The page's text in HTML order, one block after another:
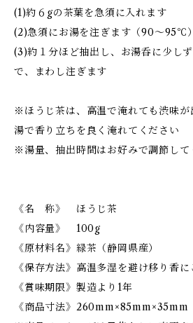
(1)約６gの茶葉を急須に入れます
(2)急須にお湯を注ぎます（90～95℃）
(3)約１分ほど抽出し、お湯呑に少し
で、まわし注ぎます
※ほうじ茶は、高温で淹れても渋味が
湯で香り立ちを良く淹れてください
※湯量、抽出時間はお好みで調節して
《名 称》 ほうじ茶
《内容量》 100g
《原材料名》緑茶（静岡県産）
《保存方法》高温多湿を避け移り香
《賞味期限》製造より1年
《商品寸法》260mm×85mm×35mm